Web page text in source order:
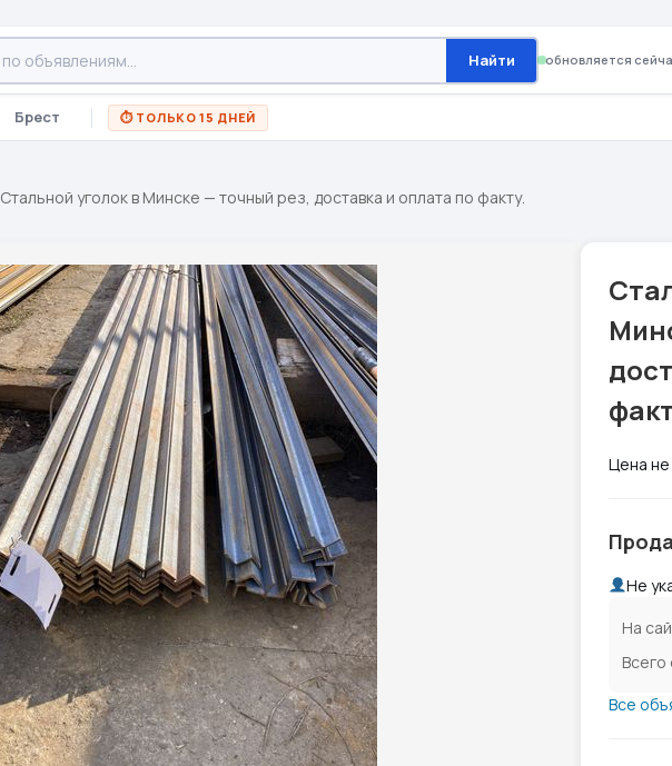
Найти обновляется
Брест ⏱ ТОЛЬКО 15 ДНЕЙ
Стальной уголок в Минске — точный рез, доставка и оплата по факту.
Цена не
Не
На
Всего
Все